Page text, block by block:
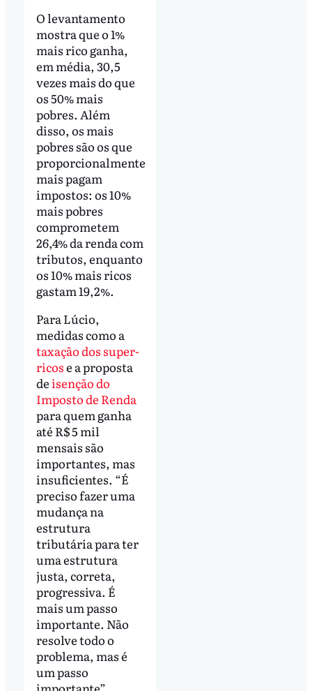
O levantamento
mostra que o 1%
mais rico ganha,
em média, 30,5
vezes mais do que
os 50% mais
pobres. Além
disso, os mais
pobres são os que
proporcionalmente
mais pagam
impostos: os 10%
mais pobres
comprometem
26,4% da renda com
tributos, enquanto
os 10% mais ricos
gastam 19,2%.
Para Lúcio,
medidas como a
taxação dos super-
ricose a proposta
deisenção do
Imposto de Renda
para quem ganha
até R$ 5 mil
mensais são
importantes, mas
insuficientes. “É
preciso fazer uma
mudança na
estrutura
tributária para ter
uma estrutura
justa, correta,
progressiva. É
mais um passo
importante. Não
resolve todo o
problema, mas é
um passo